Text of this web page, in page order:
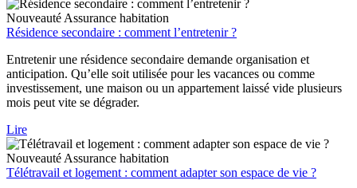
Nouveauté Assurance habitation
Résidence secondaire : comment l’entretenir ?
Entretenir une résidence secondaire demande organisation et
anticipation. Qu’elle soit utilisée pour les vacances ou comme
investissement, une maison ou un appartement laissé vide plusieurs
mois peut vite se dégrader.
Lire
Nouveauté Assurance habitation
Télétravail et logement : comment adapter son espace de vie ?